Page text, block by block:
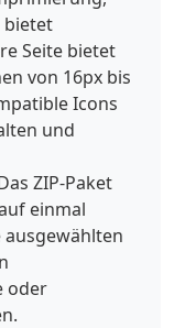
bietet
Seite bietet
von 16px bis
Icons
und
ZIP-Paket
einmal
oder